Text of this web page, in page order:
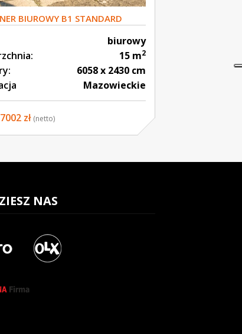
BIUROWY B1 STANDARD
biurowy
15 m2
6058 x 2430 cm
Mazowieckie
zł (netto)
NAS